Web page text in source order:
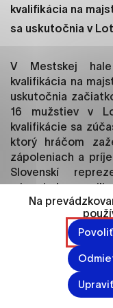
kvalifikácia na
sa uskutočnia v
V Mestskej
kvalifikácia na
uskutočnia
16 mužstiev v
kvalifikácie sa
ktorý hráčom
zápoleniach a
Slovenskí
mimoriadne cenili
úrade mu darovali
sa týka samotnej
bola úspešná
postupne
majstrov sveta zo
o postup
postúpili na
Na
Upraviť
ako je navigácia
týchto súborov
Analytické
Analytické
stránok
používajú, aby
ponúknuť im
zbierajú
konkrétnou
Uložiť
Viac